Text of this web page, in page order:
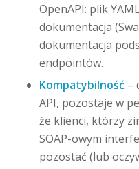
OpenAPI: plik
dokumentacja
dokumentacja
endpointów.
Kompatybilność–
API, pozostaje w
że klienci, którzy
SOAP-owym
pozostać (lub